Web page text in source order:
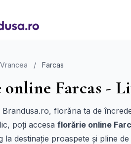
/ Farcas
Farcas -
Brandusa.ro, florăria ta de
poți accesa florărie online
la destinație proaspete și pline